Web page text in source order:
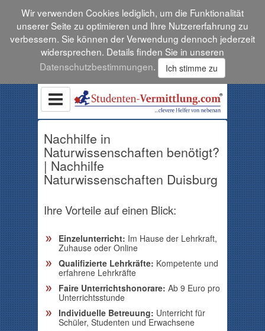
Wir verwenden Cookies lediglich, um die Funktionalität
unserer Seite zu optimieren und Ihre Nutzererfahrung zu
verbessern. Sie können der Verwendung dennoch jederzeit
widersprechen. Details finden Sie in unseren
Datenschutzbestimmungen. Ich stimme zu
Nachhilfe in
Naturwissenschaften benötigt?
| Nachhilfe
Naturwissenschaften Duisburg
Ihre Vorteile auf einen Blick:
Einzelunterricht: Im Hause der Lehrkraft,
Zuhause oder Online
Qualifizierte Lehrkräfte: Kompetente und
erfahrene Lehrkräfte
Faire Unterrichtshonorare: Ab 9 Euro pro
Unterrichtsstunde
Individuelle Betreuung: Unterricht für
Schüler, Studenten und Erwachsene